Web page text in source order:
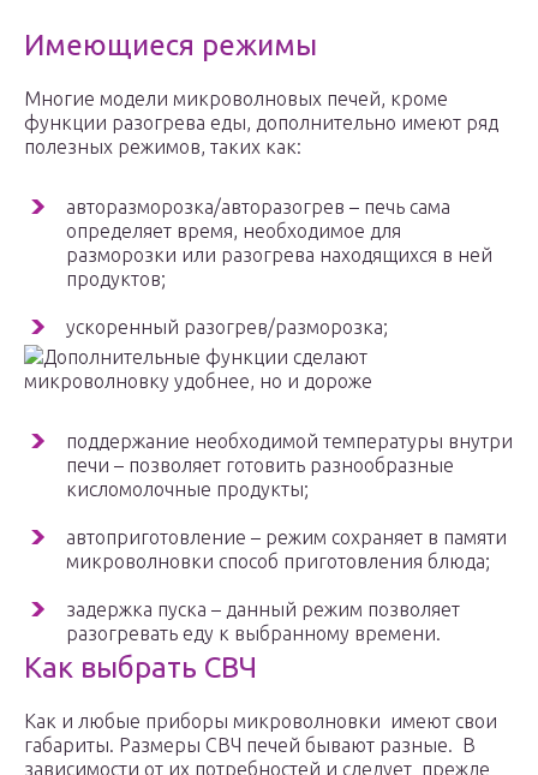
Имеющиеся режимы
Многие модели микроволновых печей, кроме
функции разогрева еды, дополнительно имеют ряд
полезных режимов, таких как:
авторазморозка/авторазогрев – печь сама
определяет время, необходимое для
разморозки или разогрева находящихся в ней
продуктов;
ускоренный разогрев/разморозка;
Дополнительные функции сделают
микроволновку удобнее, но и дороже
поддержание необходимой температуры внутри
печи – позволяет готовить разнообразные
кисломолочные продукты;
автоприготовление – режим сохраняет в памяти
микроволновки способ приготовления блюда;
задержка пуска – данный режим позволяет
разогревать еду к выбранному времени.
Как выбрать СВЧ
Как и любые приборы микроволновки имеют свои
габариты. Размеры СВЧ печей бывают разные. В
зависимости от их потребностей и следует прежде